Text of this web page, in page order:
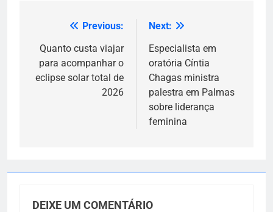
Navegação
de
Post
Previous:
Quanto custa viajar
para acompanhar o
eclipse solar total de
2026
Next:
Especialista em
oratória Cíntia
Chagas ministra
palestra em Palmas
sobre liderança
feminina
DEIXE UM COMENTÁRIO